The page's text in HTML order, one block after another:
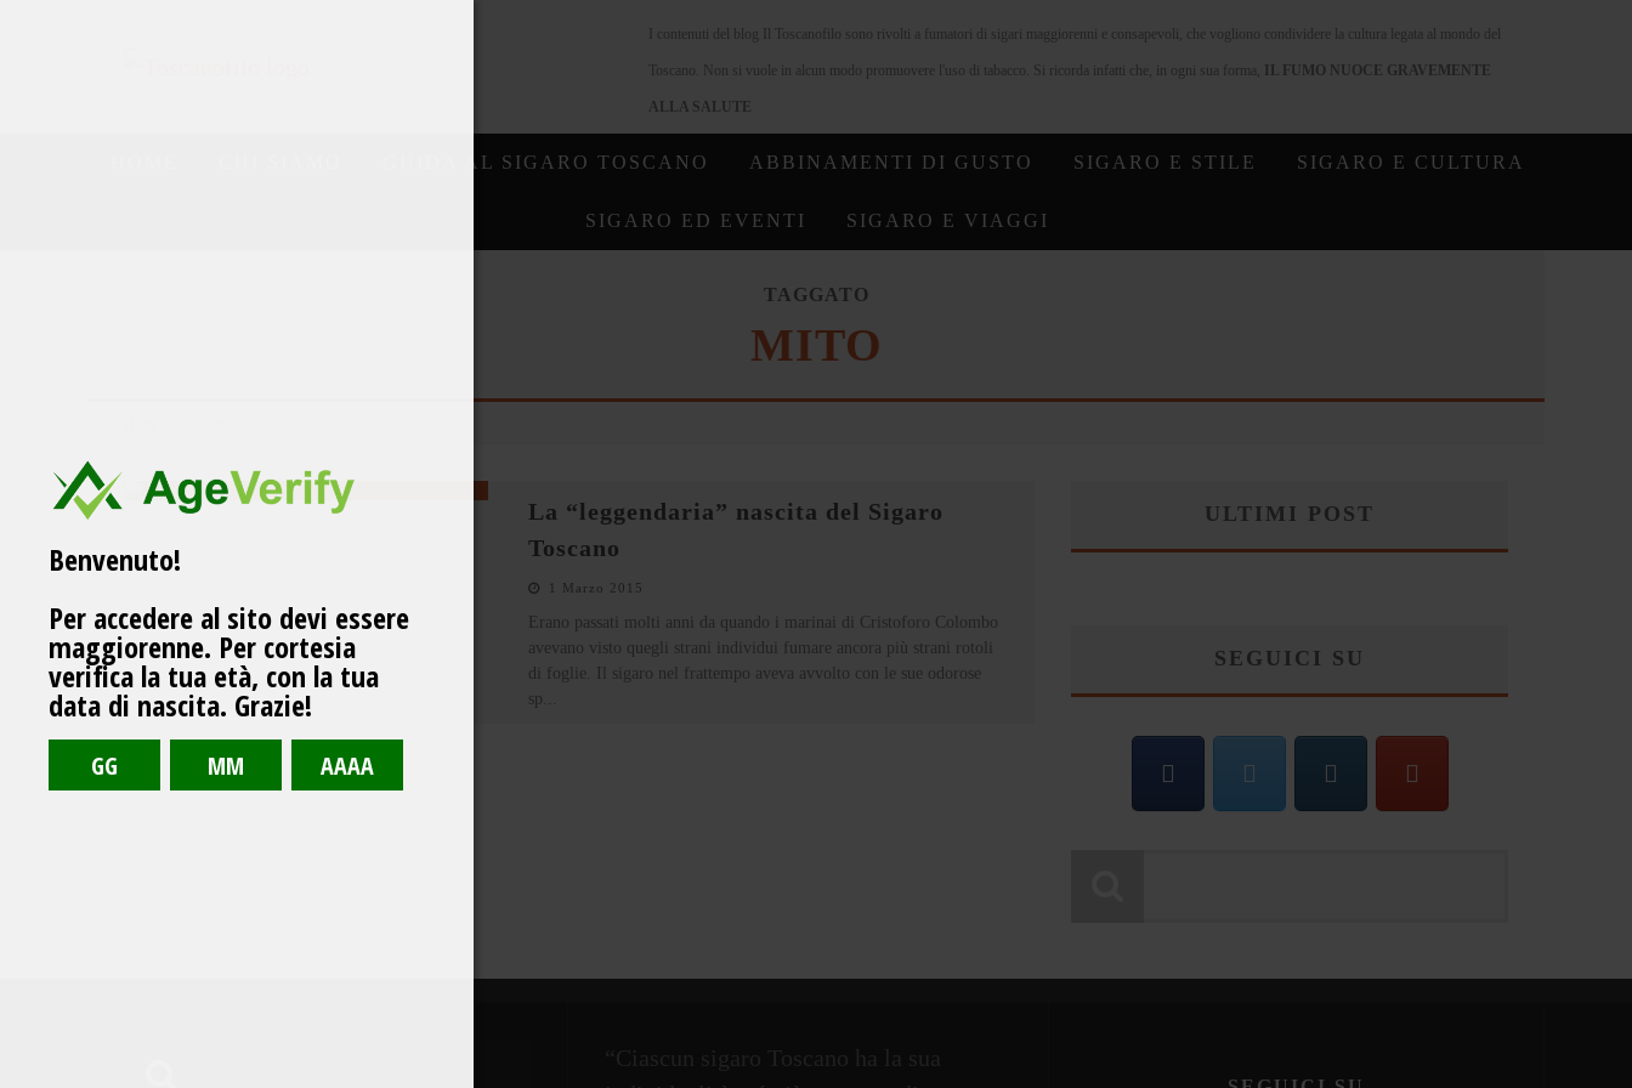
I contenuti del blog Il Toscanofilo sono rivolti a fumatori di sigari maggiorenni e consapevoli, che vogliono condividere la cultura legata al mondo del
Toscano. Non si vuole in alcun modo promuovere l'uso di tabacco. Si ricorda infatti che, in ogni sua forma, IL FUMO NUOCE GRAVEMENTE
ALLA SALUTE
GUIDA AL SIGARO TOSCANO ABBINAMENTI DI GUSTO SIGARO E STILE SIGARO E CULTURA
SIGARO ED EVENTI SIGARO E VIAGGI
TAGGATO
MITO
La “leggendaria” nascita del Sigaro
Toscano
1 Marzo 2015
Erano passati molti anni da quando i marinai di Cristoforo Colombo
avevano visto quegli strani individui fumare ancora più strani rotoli
di foglie. Il sigaro nel frattempo aveva avvolto con le sue odorose
sp...
ULTIMI POST
SEGUICI SU
Benvenuto!
Per accedere al sito devi essere
maggiorenne. Per cortesia
verifica la tua età, con la tua
data di nascita. Grazie!